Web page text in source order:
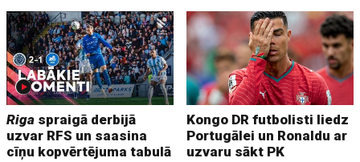
Riga spraigā derbijā
uzvar RFS un saasina
cīņu kopvērtējuma tabulā
Kongo DR futbolisti liedz
Portugālei un Ronaldu ar
uzvaru sākt PK